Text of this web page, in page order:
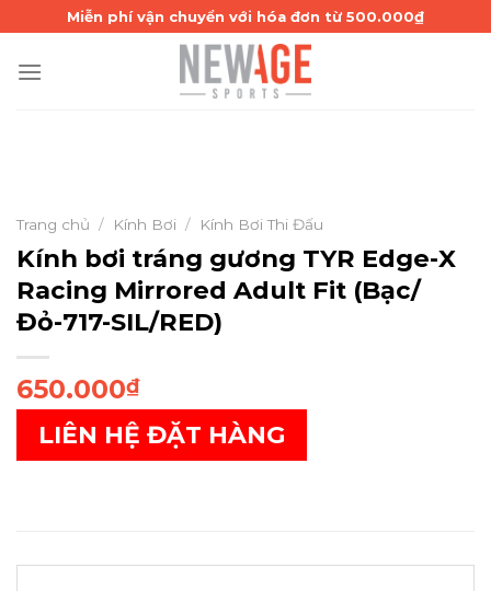
to
content
Miễn phí vận chuyển với hóa đơn từ 500.000₫
Trang chủ / Kính Bơi / Kính Bơi Thi Đấu
Kính bơi tráng gương TYR Edge-X
Racing Mirrored Adult Fit (Bạc/
Đỏ-717-SIL/RED)
650.000₫
LIÊN HỆ ĐẶT HÀNG